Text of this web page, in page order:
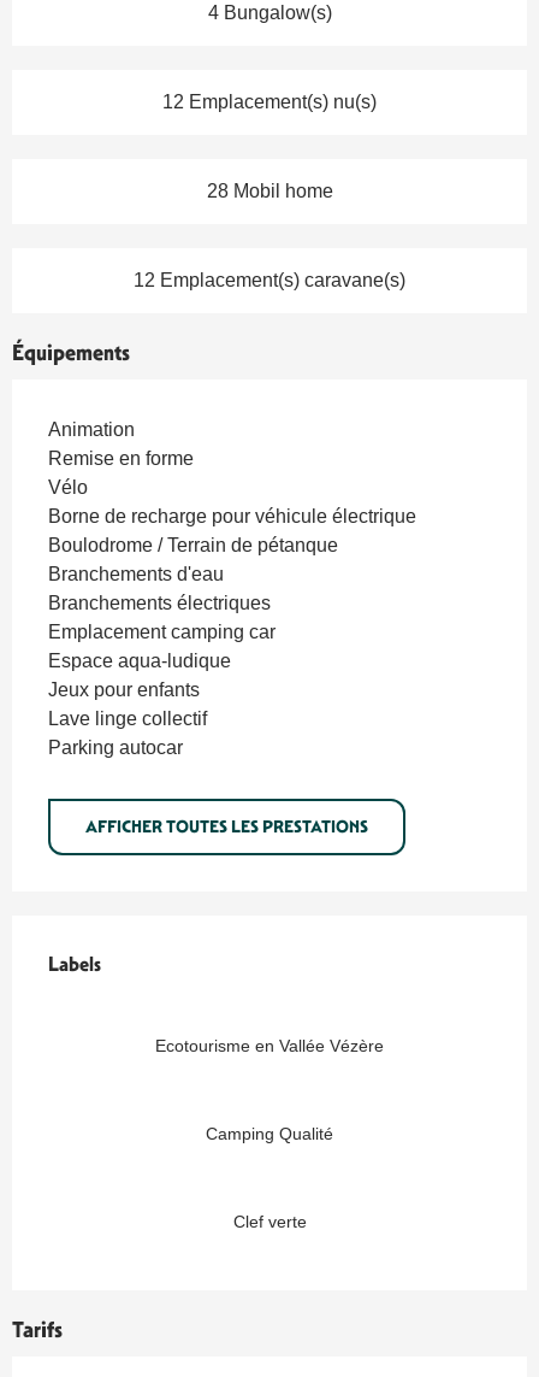
4 Bungalow(s)
12 Emplacement(s) nu(s)
28 Mobil home
12 Emplacement(s) caravane(s)
Équipements
Animation
Remise en forme
Vélo
Borne de recharge pour véhicule électrique
Boulodrome / Terrain de pétanque
Branchements d'eau
Branchements électriques
Emplacement camping car
Espace aqua-ludique
Jeux pour enfants
Lave linge collectif
Parking autocar
AFFICHER TOUTES LES PRESTATIONS
Labels
Labels
Ecotourisme en Vallée Vézère
Camping Qualité
Clef verte
Tarifs